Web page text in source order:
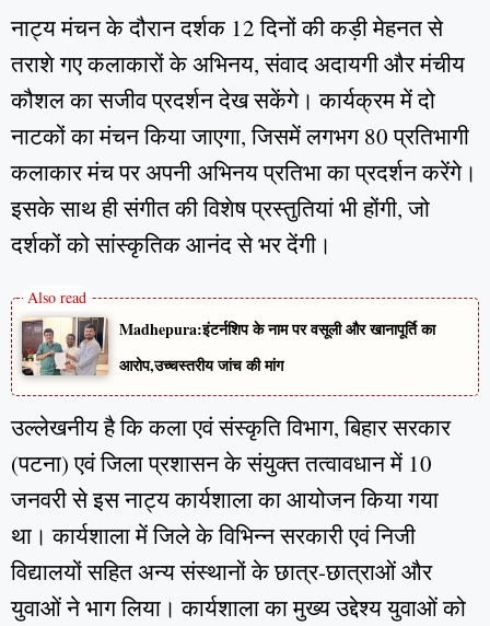
नाट्य मंचन के दौरान दर्शक 12 दिनों की कड़ी मेहनत से
तराशे गए कलाकारों के अभिनय, संवाद अदायगी और मंचीय
कौशल का सजीव प्रदर्शन देख सकेंगे। कार्यक्रम में दो
नाटकों का मंचन किया जाएगा, जिसमें लगभग 80 प्रतिभागी
कलाकार मंच पर अपनी अभिनय प्रतिभा का प्रदर्शन करेंगे।
इसके साथ ही संगीत की विशेष प्रस्तुतियां भी होंगी, जो
दर्शकों को सांस्कृतिक आनंद से भर देंगी।
Madhepura:इंटर्नशिप के नाम पर वसूली और खानापूर्ति का
आरोप,उच्चस्तरीय जांच की मांग
उल्लेखनीय है कि कला एवं संस्कृति विभाग, बिहार सरकार
(पटना) एवं जिला प्रशासन के संयुक्त तत्वावधान में 10
जनवरी से इस नाट्य कार्यशाला का आयोजन किया गया
था। कार्यशाला में जिले के विभिन्न सरकारी एवं निजी
विद्यालयों सहित अन्य संस्थानों के छात्र-छात्राओं और
युवाओं ने भाग लिया। कार्यशाला का मुख्य उद्देश्य युवाओं को